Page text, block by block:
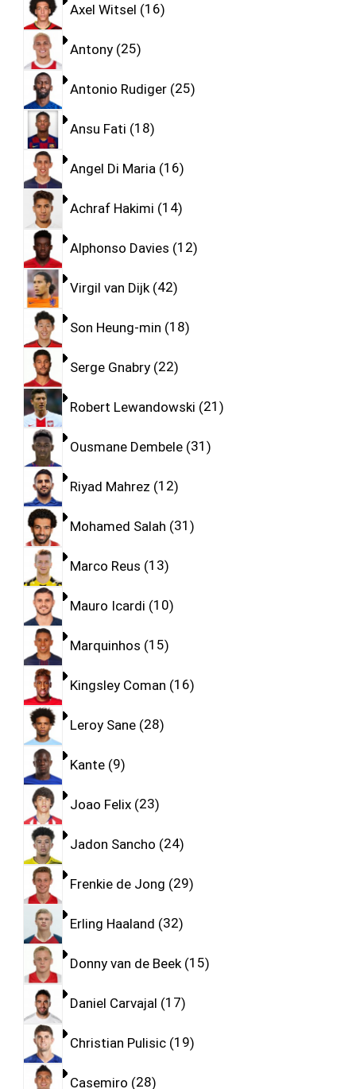
Axel Witsel 16
Antony 25
Antonio Rudiger 25
Ansu Fati 18
Angel Di Maria 16
Achraf Hakimi 14
Alphonso Davies 12
Virgil van Dijk 42
Son Heung-min 18
Serge Gnabry 22
Robert Lewandowski 21
Ousmane Dembele 31
Riyad Mahrez 12
Mohamed Salah 31
Marco Reus 13
Mauro Icardi 10
Marquinhos 15
Kingsley Coman 16
Leroy Sane 28
Kante 9
Joao Felix 23
Jadon Sancho 24
Frenkie de Jong 29
Erling Haaland 32
Donny van de Beek 15
Daniel Carvajal 17
Christian Pulisic 19
Casemiro 28